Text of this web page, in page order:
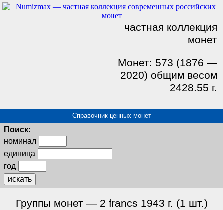
частная коллекция
монет
Монет: 573 (1876 —
2020) общим весом
2428.55 г.
Справочник ценных монет
Поиск:
номинал
единица
год
искать
Группы монет — 2 francs 1943 г. (1 шт.)